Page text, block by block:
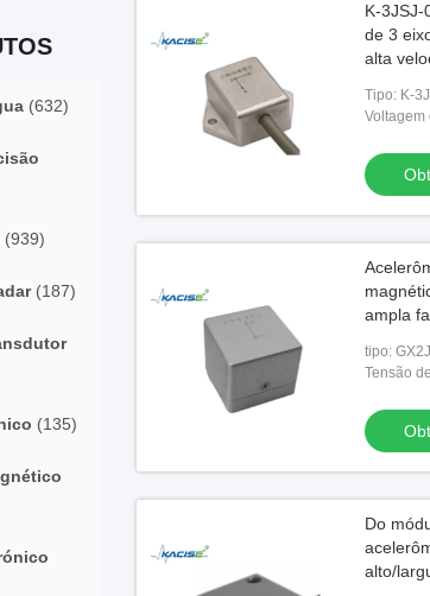
(632)
(939)
(187)
(135)
K-3JSJ-
de 3
alta
Tipo: K-
Voltagem
ampla
tipo:
Tensão
Do
alto/